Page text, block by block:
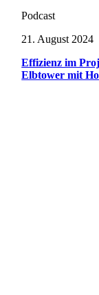
Podcast
21. August 2024
Effizienz im
Elbtower mit